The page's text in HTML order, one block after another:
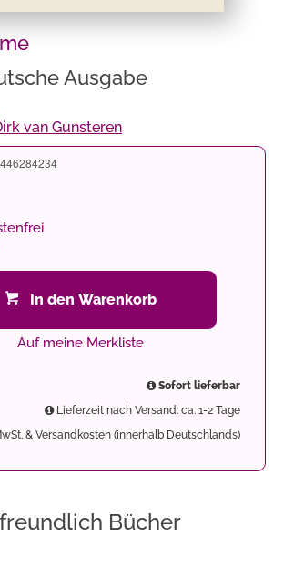
Ausgabe
van Gunsteren
In den Warenkorb
Auf meine Merkliste
Sofort lieferbar
Lieferzeit nach Versand: ca. 1-2 Tage
& Versandkosten (innerhalb Deutschlands)
Bücher